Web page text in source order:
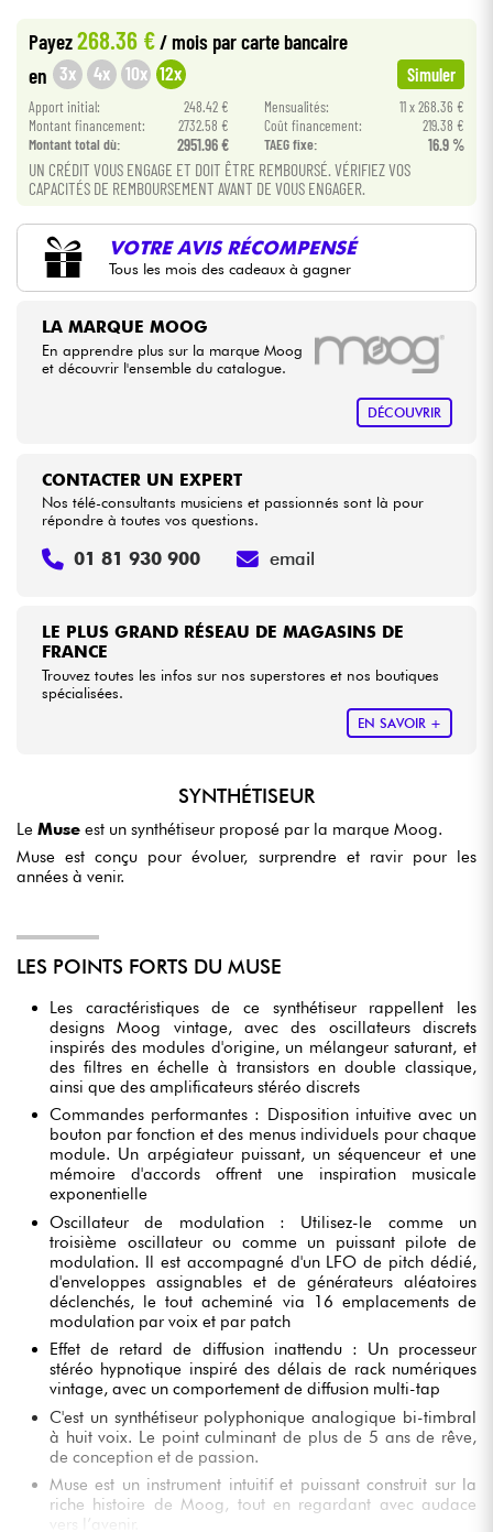
Eveil Musical
Câbles & Access.
HiFi
Packs
Voir nos marques
•
Star'SMusic
• Music
Payez268.36 € / mois par carte bancaire
en 3x 4x 10x 12x Simuler
Apport initial: 248.42 € Mensualités:
11 x 268.36 €
Montant financement:
2732.58 € Coût financement:
219.38 €
Montant total dù:
2951.96 € TAEG fixe: 16.9 %
UN CRÉDIT VOUS ENGAGE ET DOIT ÊTRE REMBOURSÉ. VÉRIFIEZ VOS
CAPACITÉS DE REMBOURSEMENT AVANT DE VOUS ENGAGER.
VOTRE AVIS RÉCOMPENSÉ
Tous les mois des cadeaux à gagner
LA MARQUE MOOG
En apprendre plus sur la marque Moog
et découvrir l'ensemble du catalogue.
DÉCOUVRIR
LE PLUS GRAND RÉSEAU DE MAGASINS DE
FRANCE
Trouvez toutes les infos sur nos superstores et nos boutiques
spécialisées.
EN SAVOIR +
CONTACTER UN EXPERT
Nos télé-consultants musiciens et passionnés sont là pour
répondre à toutes vos questions.
01 81 930 900 email
SYNTHÉTISEUR
Le Muse est un synthétiseur proposé par la marque Moog.
Muse est conçu pour évoluer, surprendre et ravir pour les
années à venir.
LES POINTS FORTS DU MUSE
Les caractéristiques de ce synthétiseur rappellent les
designs Moog vintage, avec des oscillateurs discrets
inspirés des modules d'origine, un mélangeur saturant, et
des filtres en échelle à transistors en double classique,
ainsi que des amplificateurs stéréo discrets
Commandes performantes : Disposition intuitive avec un
bouton par fonction et des menus individuels pour chaque
module. Un arpégiateur puissant, un séquenceur et une
mémoire d'accords offrent une inspiration musicale
exponentielle
Oscillateur de modulation : Utilisez-le comme un
troisième oscillateur ou comme un puissant pilote de
modulation. Il est accompagné d'un LFO de pitch dédié,
d'enveloppes assignables et de générateurs aléatoires
déclenchés, le tout acheminé via 16 emplacements de
modulation par voix et par patch
Effet de retard de diffusion inattendu : Un processeur
stéréo hypnotique inspiré des délais de rack numériques
vintage, avec un comportement de diffusion multi-tap
C'est un synthétiseur polyphonique analogique bi-timbral
à huit voix. Le point culminant de plus de 5 ans de rêve,
de conception et de passion.
Muse est un instrument intuitif et puissant construit sur la
riche histoire de Moog, tout en regardant avec audace
vers l’avenir.